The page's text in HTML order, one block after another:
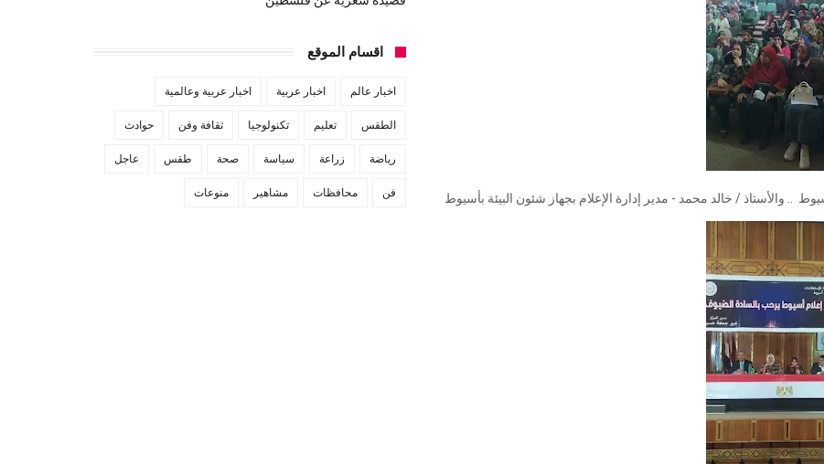
.. والأستاذ / خالد محمد - مدير إدارة الإعلام بجهاز شئون البيئة بأسيوط
اقسام الموقع
اخبار عالم اخبار عربية اخبار عربية وعالمية
الطقس تعليم تكنولوجيا ثقافة وفن حوادث
رياضة زراعة سياسة صحة طقس عاجل
فن محافظات مشاهير منوعات